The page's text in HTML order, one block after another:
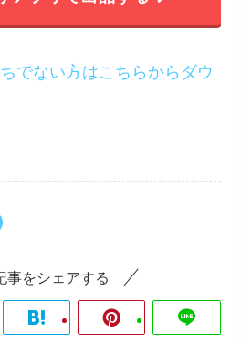
でない方はこちらからダウ
事をシェアする